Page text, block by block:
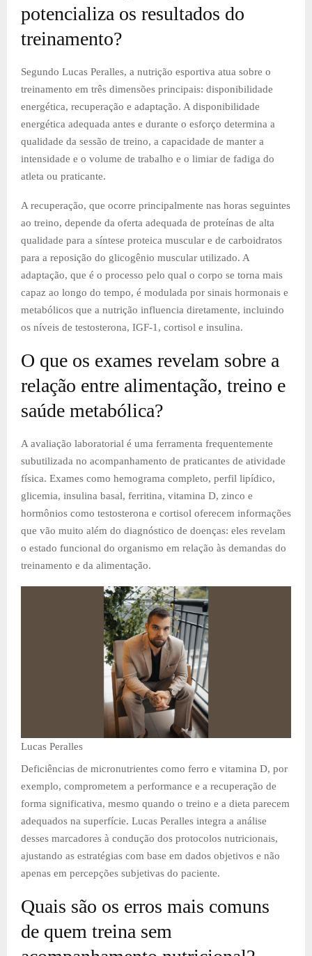
potencializa os resultados do
treinamento?
Segundo Lucas Peralles, a nutrição esportiva atua sobre o
treinamento em três dimensões principais: disponibilidade
energética, recuperação e adaptação. A disponibilidade
energética adequada antes e durante o esforço determina a
qualidade da sessão de treino, a capacidade de manter a
intensidade e o volume de trabalho e o limiar de fadiga do
atleta ou praticante.
A recuperação, que ocorre principalmente nas horas seguintes
ao treino, depende da oferta adequada de proteínas de alta
qualidade para a síntese proteica muscular e de carboidratos
para a reposição do glicogênio muscular utilizado. A
adaptação, que é o processo pelo qual o corpo se torna mais
capaz ao longo do tempo, é modulada por sinais hormonais e
metabólicos que a nutrição influencia diretamente, incluindo
os níveis de testosterona, IGF-1, cortisol e insulina.
O que os exames revelam sobre a
relação entre alimentação, treino e
saúde metabólica?
A avaliação laboratorial é uma ferramenta frequentemente
subutilizada no acompanhamento de praticantes de atividade
física. Exames como hemograma completo, perfil lipídico,
glicemia, insulina basal, ferritina, vitamina D, zinco e
hormônios como testosterona e cortisol oferecem informações
que vão muito além do diagnóstico de doenças: eles revelam
o estado funcional do organismo em relação às demandas do
treinamento e da alimentação.
Lucas Peralles
Deficiências de micronutrientes como ferro e vitamina D, por
exemplo, comprometem a performance e a recuperação de
forma significativa, mesmo quando o treino e a dieta parecem
adequados na superfície. Lucas Peralles integra a análise
desses marcadores à condução dos protocolos nutricionais,
ajustando as estratégias com base em dados objetivos e não
apenas em percepções subjetivas do paciente.
Quais são os erros mais comuns
de quem treina sem